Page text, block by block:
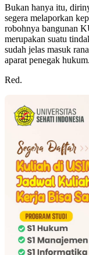
Bukan hanya itu,
segera melaporkan
robohnya bangunan
merupakan suatu
sudah jelas masuk
aparat penegak
Red.